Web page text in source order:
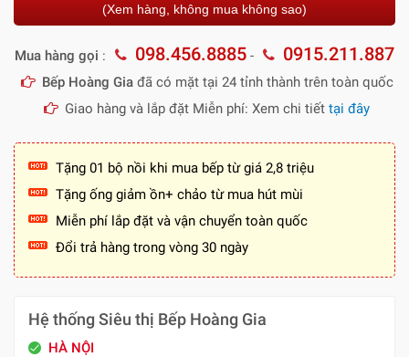
(Xem hàng, không mua không sao)
Mua hàng gọi : 098.456.8885 - 0915.211.887
Bếp Hoàng Giađã có mặt tại 24 tỉnh thành trên toàn quốc
Giao hàng và lắp đặt Miễn phí: Xem chi tiết tại đây
Tặng 01 bộ nồi khi mua bếp từ giá 2,8 triệu
Tặng ống giảm ồn+ chảo từ mua hút mùi
Miễn phí lắp đặt và vận chuyển toàn quốc
Đổi trả hàng trong vòng 30 ngày
Hệ thống Siêu thị Bếp Hoàng Gia
HÀ NỘI